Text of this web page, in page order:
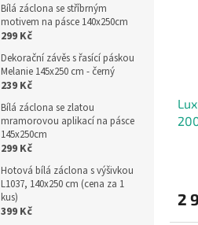
Bílá záclona se stříbrným
motivem na pásce 140x250cm
299 Kč
Dekorační závěs s řasící páskou
Melanie 145x250 cm - černý
239 Kč
Bílá záclona se zlatou
mramorovou aplikací na pásce
145x250cm
299 Kč
Hotová bílá záclona s výšivkou
L1037, 140x250 cm (cena za 1
kus)
399 Kč
2